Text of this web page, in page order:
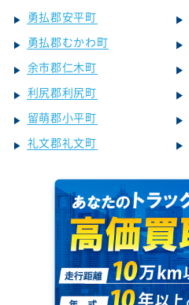
勇払郡安平町
勇払郡むかわ町
余市郡仁木町
利尻郡利尻町
留萌郡小平町
礼文郡礼文町